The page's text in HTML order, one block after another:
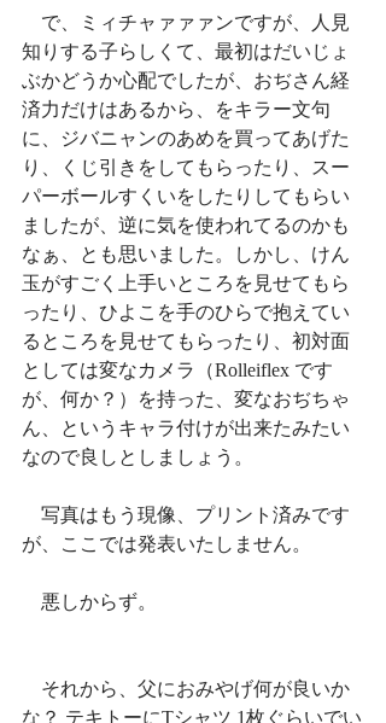
で、ミィチャァァァンですが、人見
知りする子らしくて、最初はだいじょ
ぶかどうか心配でしたが、おぢさん経
済力だけはあるから、をキラー文句
に、ジバニャンのあめを買ってあげた
り、くじ引きをしてもらったり、スー
パーボールすくいをしたりしてもらい
ましたが、逆に気を使われてるのかも
なぁ、とも思いました。しかし、けん
玉がすごく上手いところを見せてもら
ったり、ひよこを手のひらで抱えてい
るところを見せてもらったり、初対面
としては変なカメラ（Rolleiflex です
が、何か？）を持った、変なおぢちゃ
ん、というキャラ付けが出来たみたい
なので良しとしましょう。
写真はもう現像、プリント済みです
が、ここでは発表いたしません。
悪しからず。
それから、父におみやげ何が良いか
な？ テキトーにTシャツ 1枚ぐらいでい